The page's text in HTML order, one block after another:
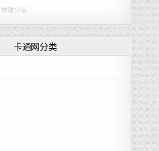
排球少年
卡通网分类